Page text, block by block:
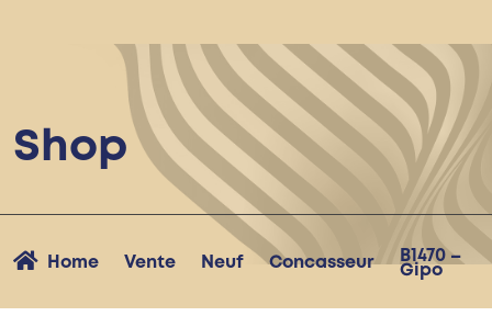
Shop
Home Vente Neuf Concasseur
B1470 –
Gipo